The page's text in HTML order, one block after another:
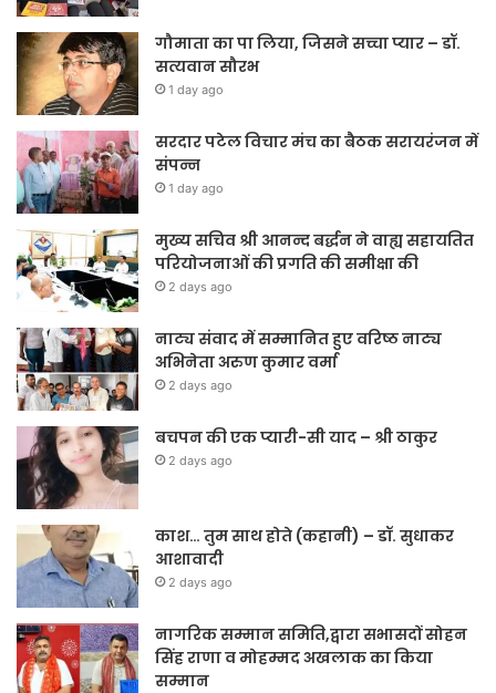
गौमाता का पा लिया, जिसने सच्चा प्यार – डॉ.
सत्यवान सौरभ
1 day ago
सरदार पटेल विचार मंच का बैठक सरायरंजन में
संपन्न
1 day ago
मुख्य सचिव श्री आनन्द बर्द्धन ने वाह्य सहायतित
परियोजनाओं की प्रगति की समीक्षा की
2 days ago
नाट्य संवाद में सम्मानित हुए वरिष्ठ नाट्य
अभिनेता अरुण कुमार वर्मा
2 days ago
बचपन की एक प्यारी-सी याद – श्री ठाकुर
2 days ago
काश… तुम साथ होते (कहानी) – डॉ. सुधाकर
आशावादी
2 days ago
नागरिक सम्मान समिति,द्वारा सभासदों सोहन
सिंह राणा व मोहम्मद अखलाक का किया
सम्मान